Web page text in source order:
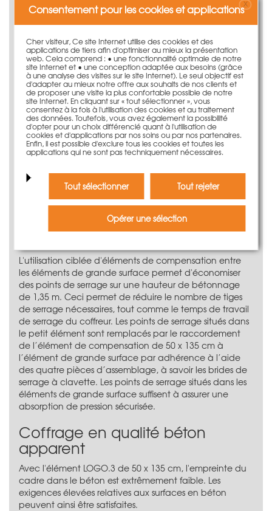
s'utiliser partout, peu importe qu'il s'agisse d'un coffrage
sur une large surface ou seulement du bétonnage d'un
murales ne nécessitent que très peu de pièces
d'assemblage, entraînant ainsi des temps de coffrage
exceptionnels.
Pour coffrer un angle droit, vous aurez besoin de
l'élément de compensation correct. Pour une épaisseur
de voile de 25 cm, l'élément LOGO.3 de 50 x 135 cm est
l'élément adapté à l'angle extérieur.
L'élément LOGO.3 50 x 135 cm peut également être
utilisé en position horizontale comme coffrage pour
créer des acrotères ou des relevés sans points de
serrage supplémentaires. Combiné avec la console de
rive de dalle, l'élément de 50 x 135 cm peut s'utiliser en
tant que coffrage de rive de dalle.
L'utilisation ciblée d'éléments de compensation entre
les éléments de grande surface permet d'économiser
des points de serrage sur une hauteur de bétonnage
de 1,35 m. Ceci permet de réduire le nombre de tiges
de serrage nécessaires, tout comme le temps de travail
de serrage du coffreur. Les points de serrage situés dans
le petit élément sont remplacés par le raccordement
de l’élément de compensation de 50 x 135 cm à
l’élément de grande surface par adhérence à l’aide
des quatre pièces d’assemblage, à savoir les brides de
serrage à clavette. Les points de serrage situés dans les
éléments de grande surface suffisent à assurer une
absorption de pression sécurisée.
Coffrage en qualité béton
apparent
Avec l'élément LOGO.3 de 50 x 135 cm, l'empreinte du
cadre dans le béton est extrêmement faible. Les
exigences élevées relatives aux surfaces en béton
peuvent ainsi être satisfaites.
Consentement pour les cookies et applicationsX
Cher visiteur, Ce site Internet utilise des cookies et des
applications de tiers afin d'optimiser au mieux la présentation
web. Cela comprend : • une fonctionnalité optimale de notre
site Internet et • une conception adaptée aux besoins (grâce
à une analyse des visites sur le site Internet). Le seul objectif est
d'adapter au mieux notre offre aux souhaits de nos clients et
de proposer une visite la plus confortable possible de notre
site Internet. En cliquant sur « tout sélectionner », vous
consentez à la fois à l'utilisation des cookies et au traitement
des données. Toutefois, vous avez également la possibilité
d'opter pour un choix différencié quant à l'utilisation de
cookies et d'applications par nos soins ou par nos partenaires.
Enfin, il est possible d'exclure tous les cookies et toutes les
applications qui ne sont pas techniquement nécessaires.
Tout sélectionner Tout rejeter
Opérer une sélection